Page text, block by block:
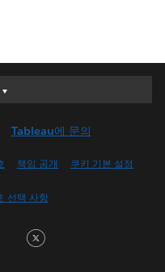
Tableau에 문의
책임 공개 쿠키 기본 설정
선택 사항
Facebook